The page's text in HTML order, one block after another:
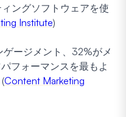
ングソフトウェアを使
Institute)
ージメント、32%がメ
フォーマンスを最もよ
Content Marketing